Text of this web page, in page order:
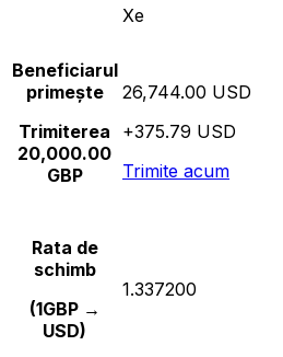
Xe
Beneficiarul
primește
Trimiterea
20,000.00
GBP
26,744.00 USD
+375.79 USD
Trimite acum
Rata de
schimb
(1GBP →
USD)
1.337200